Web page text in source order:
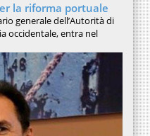
la riforma portuale
generale dell’Autorità di
occidentale, entra nel